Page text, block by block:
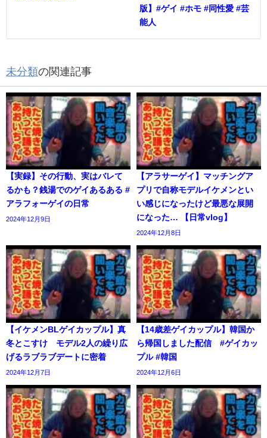
版】#ゲイ #ホモ #同性愛 #芸
能人
未分類の関連記事
【実録】その行動、実はバレて
るかも？銭湯でのゲイあるある #
アラフォーゲイの日常
2024年12月9日
【アラサーゲイ】マッチングア
プリで自称モデルイケメンとい
い感じになったけど最悪な展開
になった… 【日常vlog】
2024年12月8日
【イケメンBLゲイカップル】真
冬とこすけ モデル2人の繰り広
げるラブラブデートに密着
2024年12月7日
【14歳差ゲイカップル】韓国か
ら帰国しました配信 #ゲイカッ
プル #韓国
2024年12月6日